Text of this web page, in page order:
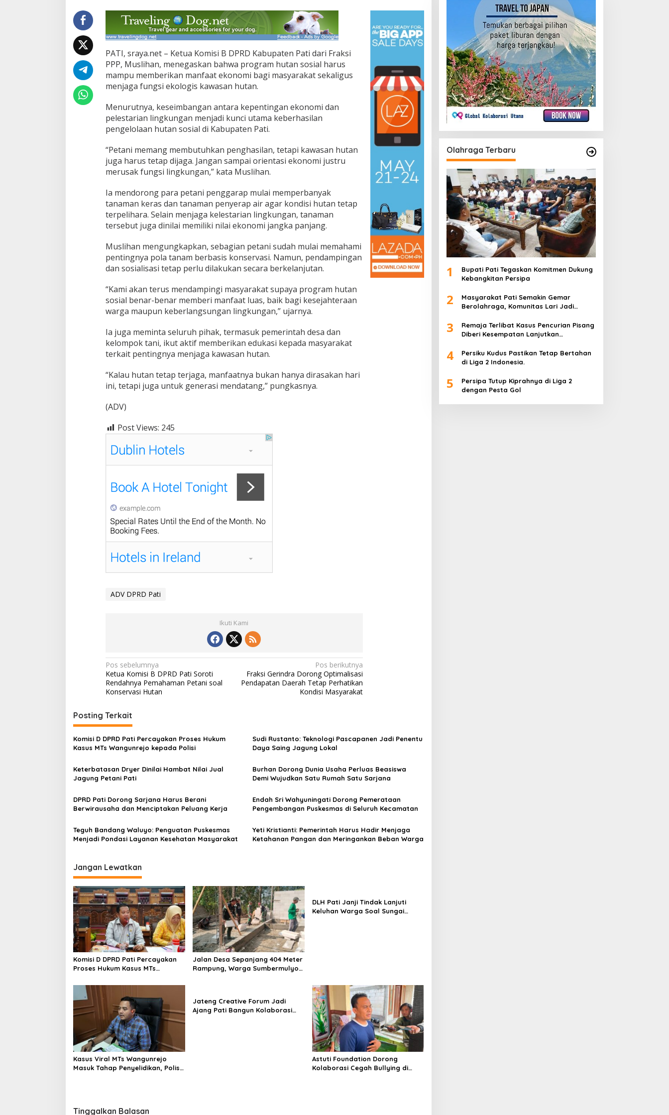
t
a
r
a
E
o
n
o
i
d
a
n
k
o
o
i
PATI, sraya.net – Ketua Komisi B DPRD Kabupaten Pati dari Fraksi
PPP, Muslihan, menegaskan bahwa program hutan sosial harus
mampu memberikan manfaat ekonomi bagi masyarakat sekaligus
menjaga fungsi ekologis kawasan hutan.
Menurutnya, keseimbangan antara kepentingan ekonomi dan
pelestarian lingkungan menjadi kunci utama keberhasilan
pengelolaan hutan sosial di Kabupaten Pati.
“Petani memang membutuhkan penghasilan, tetapi kawasan hutan
juga harus tetap dijaga. Jangan sampai orientasi ekonomi justru
merusak fungsi lingkungan,” kata Muslihan.
Ia mendorong para petani penggarap mulai memperbanyak
tanaman keras dan tanaman penyerap air agar kondisi hutan tetap
terpelihara. Selain menjaga kelestarian lingkungan, tanaman
tersebut juga dinilai memiliki nilai ekonomi jangka panjang.
Muslihan mengungkapkan, sebagian petani sudah mulai memahami
pentingnya pola tanam berbasis konservasi. Namun, pendampingan
dan sosialisasi tetap perlu dilakukan secara berkelanjutan.
“Kami akan terus mendampingi masyarakat supaya program hutan
sosial benar-benar memberi manfaat luas, baik bagi kesejahteraan
warga maupun keberlangsungan lingkungan,” ujarnya.
Ia juga meminta seluruh pihak, termasuk pemerintah desa dan
kelompok tani, ikut aktif memberikan edukasi kepada masyarakat
terkait pentingnya menjaga kawasan hutan.
“Kalau hutan tetap terjaga, manfaatnya bukan hanya dirasakan hari
ini, tetapi juga untuk generasi mendatang,” pungkasnya.
(ADV)
Post Views: 245
ADV DPRD Pati
Ikuti Kami
N
a
v
i
g
a
s
i
p
s
Pos sebelumnya
Ketua Komisi B DPRD Pati Soroti
Rendahnya Pemahaman Petani soal
Konservasi Hutan
Pos berikutnya
Fraksi Gerindra Dorong Optimalisasi
Pendapatan Daerah Tetap Perhatikan
Kondisi Masyarakat
Posting Terkait
Komisi D DPRD Pati Percayakan Proses Hukum
Kasus MTs Wangunrejo kepada Polisi
Sudi Rustanto: Teknologi Pascapanen Jadi Penentu
Daya Saing Jagung Lokal
Keterbatasan Dryer Dinilai Hambat Nilai Jual
Jagung Petani Pati
Burhan Dorong Dunia Usaha Perluas Beasiswa
Demi Wujudkan Satu Rumah Satu Sarjana
DPRD Pati Dorong Sarjana Harus Berani
Berwirausaha dan Menciptakan Peluang Kerja
Endah Sri Wahyuningati Dorong Pemerataan
Pengembangan Puskesmas di Seluruh Kecamatan
Teguh Bandang Waluyo: Penguatan Puskesmas
Menjadi Pondasi Layanan Kesehatan Masyarakat
Yeti Kristianti: Pemerintah Harus Hadir Menjaga
Ketahanan Pangan dan Meringankan Beban Warga
Jangan Lewatkan
Komisi D DPRD Pati Percayakan
Proses Hukum Kasus MTs
Jalan Desa Sepanjang 404 Meter
Rampung, Warga Sumbermulyo
DLH Pati Janji Tindak Lanjuti
Keluhan Warga Soal Sungai
Kasus Viral MTs Wangunrejo
Masuk Tahap Penyelidikan, Polisi
Jateng Creative Forum Jadi
Ajang Pati Bangun Kolaborasi
Astuti Foundation Dorong
Kolaborasi Cegah Bullying di
Tinggalkan Balasan
Olahraga Terbaru
1
Bupati Pati Tegaskan Komitmen Dukung
Kebangkitan Persipa
2
Masyarakat Pati Semakin Gemar
Berolahraga, Komunitas Lari Jadi
3
Remaja Terlibat Kasus Pencurian Pisang
Diberi Kesempatan Lanjutkan
4
Persiku Kudus Pastikan Tetap Bertahan
di Liga 2 Indonesia.
5
Persipa Tutup Kiprahnya di Liga 2
dengan Pesta Gol